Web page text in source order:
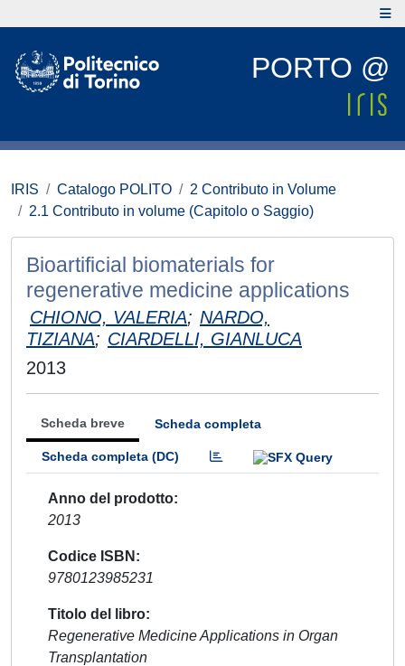
PORTO @
IRIS Catalogo POLITO
2 Contributo in Volume
2.1 Contributo in volume (Capitolo o Saggio)
Bioartificial biomaterials for
regenerative medicine applications
CHIONO, VALERIA; NARDO,
TIZIANA; CIARDELLI, GIANLUCA
2013
Scheda breve Scheda completa
Scheda completa (DC)
Anno del prodotto
2013
Codice ISBN
9780123985231
Titolo del libro
Regenerative Medicine Applications in Organ
Transplantation